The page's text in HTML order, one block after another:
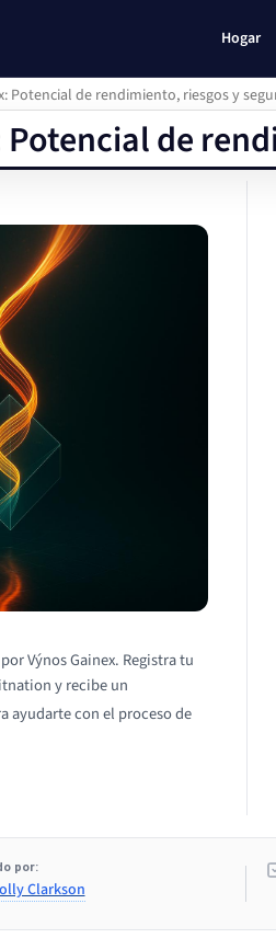
Hogar
Potencial de rendimiento, riesgos y
Potencial de
Výnos Gainex. Registra tu
y recibe un
ayudarte con el proceso de
por:
Clarkson